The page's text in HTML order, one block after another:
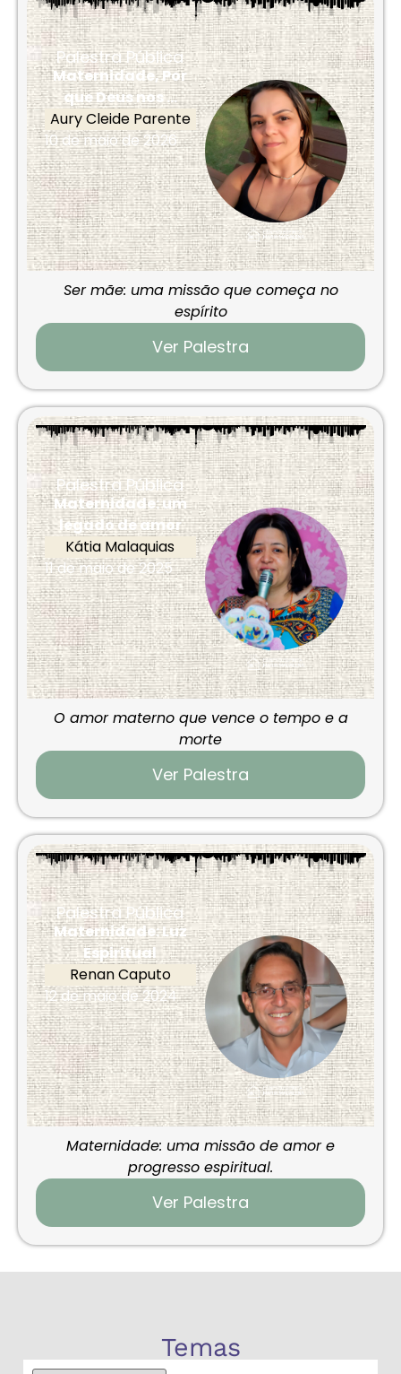
Palestra Pública
Maternidade, Por
que Deus nos ...
Aury Cleide Parente
10 de maio de 2026
Ser mãe: uma missão que começa no
espírito
Ver Palestra
Palestra Pública
Maternidade: um
legado de amor
Kátia Malaquias
11 de maio de 2025
O amor materno que vence o tempo e a
morte
Ver Palestra
Palestra Pública
Maternidade: Luz
Espiritual
Renan Caputo
12 de maio de 2024
Maternidade: uma missão de amor e
progresso espiritual.
Ver Palestra
Temas